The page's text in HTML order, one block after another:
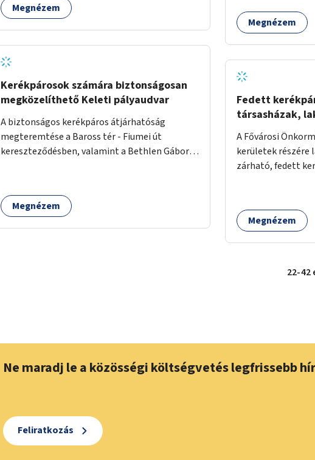
Megnézem
Kerékpárosok számára biztonságosan
megközelíthető Keleti pályaudvar
A biztonságos kerékpáros átjárhatóság
megteremtése a Baross tér - Fiumei út
kereszteződésben, valamint a Bethlen Gábor
Megnézem
többalkalmas
tartanák iskolai
szervezést az
tematikát a
figyelmet fordítva
gyerekek
Megnézem
Fedett
társasházak,
A Fővárosi
kerületek részére
zárható, fedett
számára az
Megnézem
22-42
Ne maradj le a közösségi költségvetés legfrissebb
Feliratkozás